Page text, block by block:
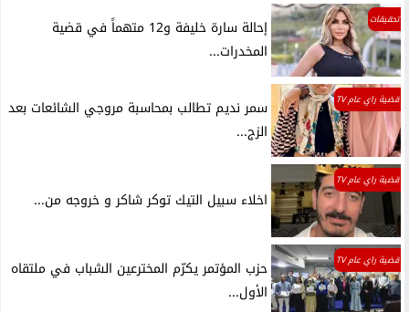
تحقيقات
إحالة سارة خليفة و12 متهماً في قضية
المخدرات...
قضية راي عام TV
سمر نديم تطالب بمحاسبة مروجي الشائعات بعد
الزج...
قضية راي عام TV
اخلاء سبيل التيك توكر شاكر و خروجه من...
قضية راي عام TV
حزب المؤتمر يكرّم المخترعين الشباب في ملتقاه
الأول...